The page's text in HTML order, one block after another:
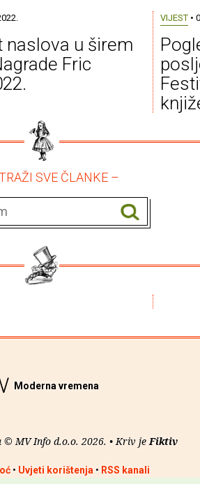
naslova u širem
Fric
VIJEST•
SVE ČLANKE –
Moderna vremena
MV Info d.o.o. 2026. • Kriv je Fiktiv
• Uvjeti korištenja • RSS kanali